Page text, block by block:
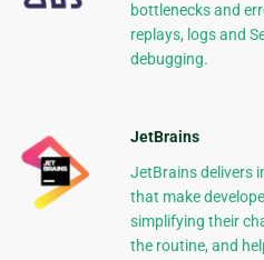
bottlenecks and
replays, logs and
debugging.
JetBrains
JetBrains delivers
that make
simplifying their
the routine, and